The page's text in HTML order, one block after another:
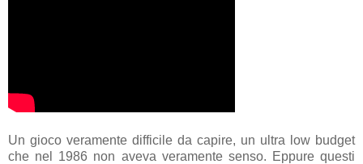
Un gioco veramente difficile da capire, un ultra low budget
che nel 1986 non aveva veramente senso. Eppure questi